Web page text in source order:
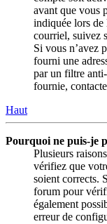
avant que vous
indiquée lors de
courriel, suivez
Si vous n’avez
fourni une
par un filtre
fournie,
Haut
Pourquoi ne puis-je
Plusieurs
vérifiez que
soient corrects.
forum pour
également
erreur de